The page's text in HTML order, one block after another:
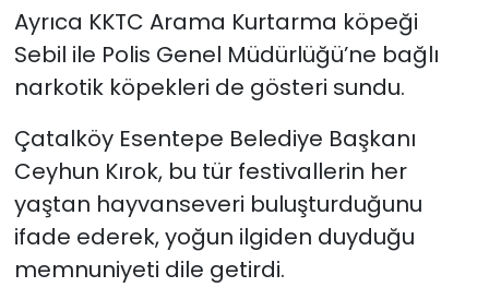
Ayrıca KKTC Arama Kurtarma köpeği
Sebil ile Polis Genel Müdürlüğü’ne bağlı
narkotik köpekleri de gösteri sundu.
Çatalköy Esentepe Belediye Başkanı
Ceyhun Kırok, bu tür festivallerin her
yaştan hayvanseveri buluşturduğunu
ifade ederek, yoğun ilgiden duyduğu
memnuniyeti dile getirdi.